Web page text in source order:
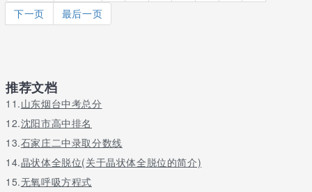
下一页
最后一页
推荐文档
11.山东烟台中考总分
12.沈阳市高中排名
13.石家庄二中录取分数线
14.晶状体全脱位(关于晶状体全脱位的简介)
15.无氧呼吸方程式